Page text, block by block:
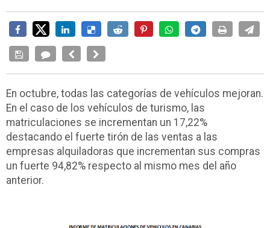
En octubre, todas las categorías de vehículos mejoran.
En el caso de los vehículos de turismo, las
matriculaciones se incrementan un 17,22%
destacando el fuerte tirón de las ventas a las
empresas alquiladoras que incrementan sus compras
un fuerte 94,82% respecto al mismo mes del año
anterior.